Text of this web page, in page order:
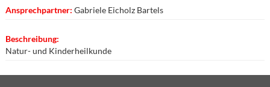
Ansprechpartner: Gabriele Eicholz Bartels
Beschreibung:
Natur- und Kinderheilkunde